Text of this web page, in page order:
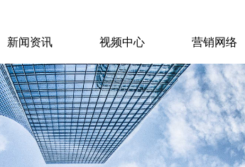
新闻资讯
新闻资讯
视频中心
视频中心
营销网络
营销网络